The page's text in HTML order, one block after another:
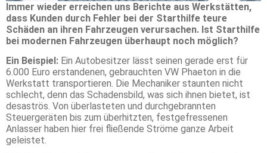
Immer wieder erreichen uns Berichte aus Werkstätten,
dass Kunden durch Fehler bei der Starthilfe teure
Schäden an ihren Fahrzeugen verursachen. Ist Starthilfe
bei modernen Fahrzeugen überhaupt noch möglich?
Ein Beispiel: Ein Autobesitzer lässt seinen gerade erst für
6.000 Euro erstandenen, gebrauchten VW Phaeton in die
Werkstatt transportieren. Die Mechaniker staunten nicht
schlecht, denn das Schadensbild, was sich ihnen bietet, ist
desaströs. Von überlasteten und durchgebrannten
Steuergeräten bis zum überhitzten, festgefressenen
Anlasser haben hier frei fließende Ströme ganze Arbeit
geleistet.